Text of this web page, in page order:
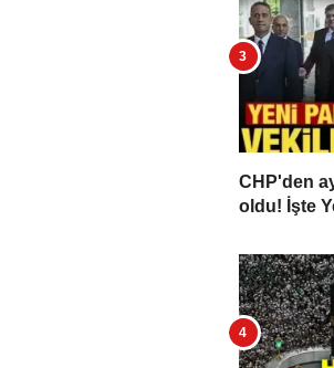
CHP'den
oldu! İşte